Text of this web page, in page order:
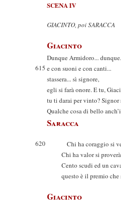
SCENA IV
GIACINTO, poi SARACCA
Giacinto
Dunque Armidoro...
615 e con suoni e con canti...
stassera... sì signore,
egli si farà onore. E tu,
tu ti darai per vinto? Signor
Qualche cosa di bello
Saracca
620
Chi ha coraggio si
Chi ha valor si
Cento scudi ed un
questo è il premio che
Giacinto